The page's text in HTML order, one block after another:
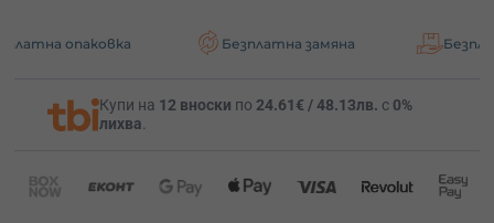
Безплатна замяна Безплатна
Купи на 12 вноски по 24.61€ / 48.13лв. с 0%
лихва.